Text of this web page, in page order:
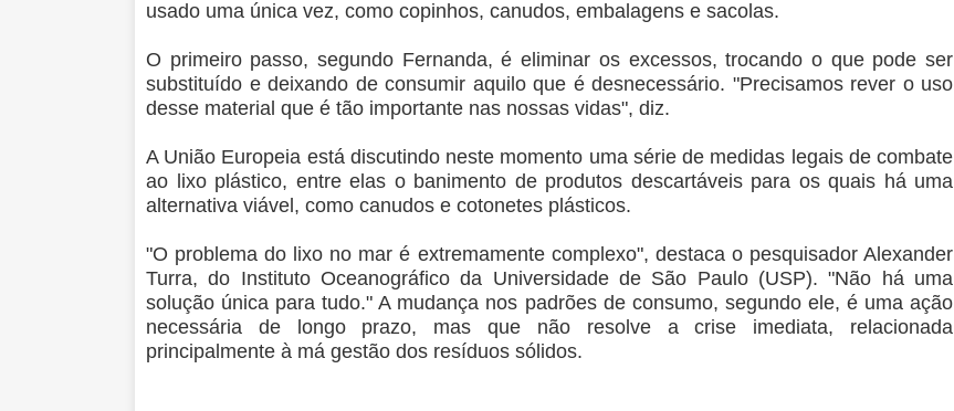
usado uma única vez, como copinhos, canudos, embalagens e sacolas.
O primeiro passo, segundo Fernanda, é eliminar os excessos, trocando o que pode ser
substituído e deixando de consumir aquilo que é desnecessário. "Precisamos rever o uso
desse material que é tão importante nas nossas vidas", diz.
A União Europeia está discutindo neste momento uma série de medidas legais de combate
ao lixo plástico, entre elas o banimento de produtos descartáveis para os quais há uma
alternativa viável, como canudos e cotonetes plásticos.
"O problema do lixo no mar é extremamente complexo", destaca o pesquisador Alexander
Turra, do Instituto Oceanográfico da Universidade de São Paulo (USP). "Não há uma
solução única para tudo." A mudança nos padrões de consumo, segundo ele, é uma ação
necessária de longo prazo, mas que não resolve a crise imediata, relacionada
principalmente à má gestão dos resíduos sólidos.